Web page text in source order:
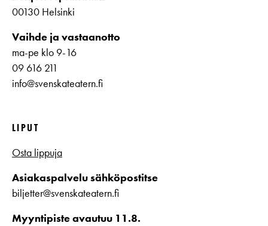
00130 Helsinki
Vaihde ja vastaanotto
ma-pe klo 9-16
09 616 211
info@svenskateatern.fi
LIPUT
Osta lippuja
Asiakaspalvelu sähköpostitse
biljetter@svenskateatern.fi
Myyntipiste avautuu 11.8.